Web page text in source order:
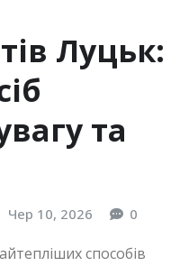
Луцьк:
та
Чер 10, 2026 0
способів